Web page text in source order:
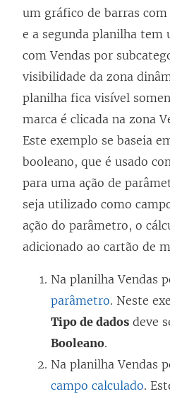
um gráfico de barras
e a segunda planilha tem
com Vendas por
visibilidade da zona
planilha fica visível
marca é clicada na zona
Este exemplo se baseia
booleano, que é usado
para uma ação de
seja utilizado como
ação do parâmetro, o
adicionado ao cartão de
Na planilha Vendas
parâmetro. Neste
Tipo de dados deve
Booleano.
Na planilha Vendas
campo calculado.